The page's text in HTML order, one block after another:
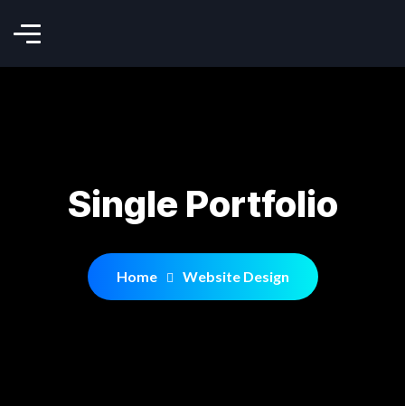
Single Portfolio
Home Website Design